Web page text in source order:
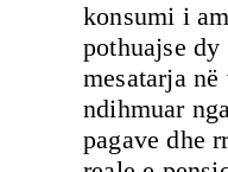
konsumi i
pothuajse dy
mesatarja
ndihmuar
pagave dhe